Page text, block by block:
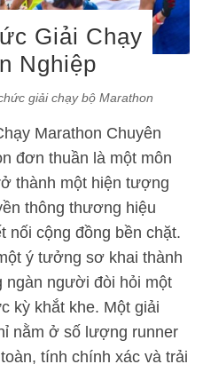
Giải Chạy
Nghiệp
giải chạy bộ Marathon
Marathon Chuyên
đơn thuần là một môn
thành một hiện tượng
thông thương hiệu
nối cộng đồng bền chặt.
ý tưởng sơ khai thành
ngàn người đòi hỏi một
kỳ khắt khe. Một giải
nằm ở số lượng runner
tính chính xác và trải